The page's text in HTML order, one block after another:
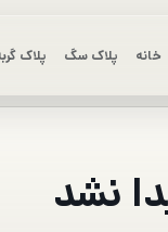
خانه پلاک سگ پلاک
نشد